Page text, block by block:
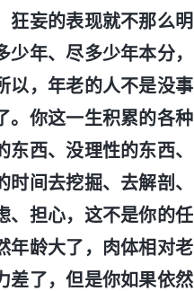
狂妄的表现就不那么明
年、尽多少年本分，
，年老的人不是没事
。你这一生积累的各种
西、没理性的东西、
间去挖掘、去解剖、
、担心，这不是你的任
年龄大了，肉体相对老
差了，但是你如果依然